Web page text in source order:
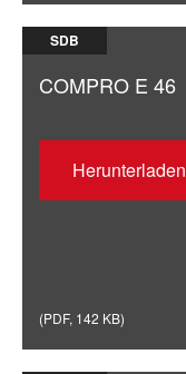
SDB
COMPRO E 46
Herunterladen
(PDF, 142 KB)